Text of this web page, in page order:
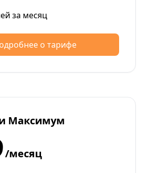
за месяц
о тарифе
Максимум
/месяц